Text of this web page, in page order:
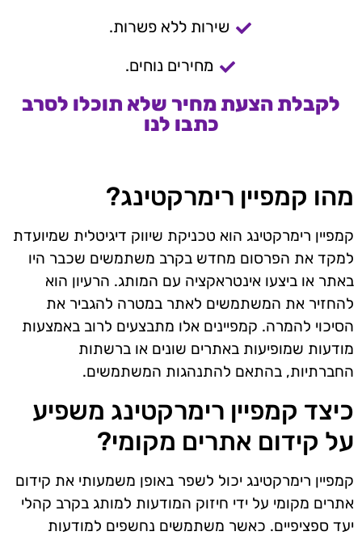
שירות ללא פשרות.
מחירים נוחים.
לקבלת הצעת מחיר שלא תוכלו לסרב
כתבו לנו
מהו קמפיין רימרקטינג?
קמפיין רימרקטינג הוא טכניקת שיווק דיגיטלית שמיועדת
למקד את הפרסום מחדש בקרב משתמשים שכבר היו
באתר או ביצעו אינטראקציה עם המותג. הרעיון הוא
להחזיר את המשתמשים לאתר במטרה להגביר את
הסיכוי להמרה. קמפיינים אלו מתבצעים לרוב באמצעות
מודעות שמופיעות באתרים שונים או ברשתות
החברתיות, בהתאם להתנהגות המשתמשים.
כיצד קמפיין רימרקטינג משפיע
על קידום אתרים מקומי?
קמפיין רימרקטינג יכול לשפר באופן משמעותי את קידום
אתרים מקומי על ידי חיזוק המודעות למותג בקרב קהלי
יעד ספציפיים. כאשר משתמשים נחשפים למודעות